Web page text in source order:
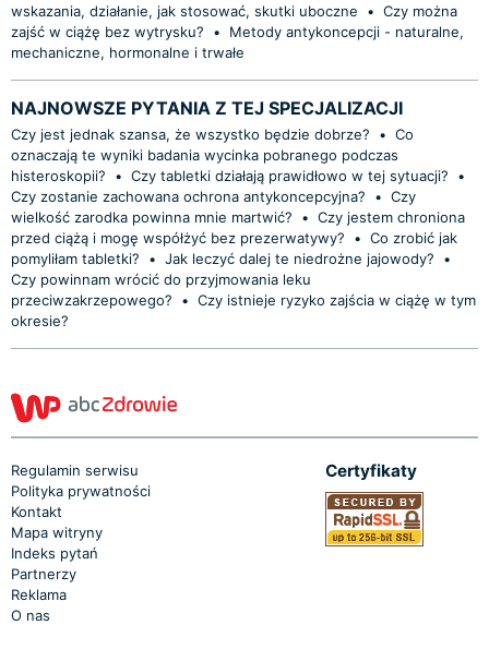
wskazania, działanie, jak stosować, skutki uboczne
• Czy można
zajść w ciążę bez wytrysku?
•
Metody antykoncepcji - naturalne,
mechaniczne, hormonalne i trwałe
NAJNOWSZE PYTANIA Z TEJ SPECJALIZACJI
Czy jest jednak szansa, że wszystko będzie dobrze? • Co
oznaczają te wyniki badania wycinka pobranego podczas
histeroskopii?
• Czy tabletki działają prawidłowo w tej sytuacji?
•
Czy zostanie zachowana ochrona antykoncepcyjna?
• Czy
wielkość zarodka powinna mnie martwić?
• Czy jestem chroniona
przed ciążą i mogę współżyć bez prezerwatywy?
• Co zrobić jak
pomyliłam tabletki?
• Jak leczyć dalej te niedrożne jajowody?
•
Czy powinnam wrócić do przyjmowania leku
przeciwzakrzepowego?
• Czy istnieje ryzyko zajścia w ciążę w tym
okresie?
Regulamin serwisu
Polityka prywatności
Kontakt
Mapa witryny
Indeks pytań
Partnerzy
Reklama
O nas
Certyfikaty